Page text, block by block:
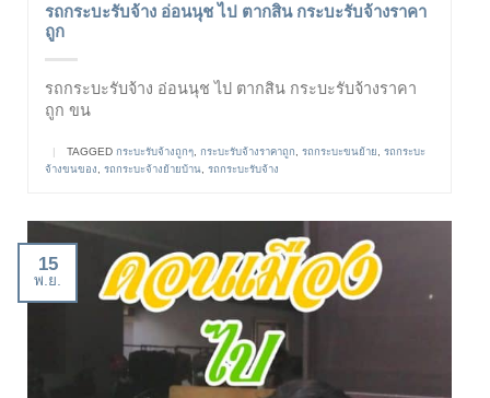
รถกระบะรับจ้าง อ่อนนุช ไป ตากสิน กระบะรับจ้างราคา
ถูก
รถกระบะรับจ้าง อ่อนนุช ไป ตากสิน กระบะรับจ้างราคา
ถูก ขน
| TAGGED กระบะรับจ้างถูกๆ กระบะรับจ้างราคาถูก รถกระบะขนย้าย
รถกระบะ
จ้างขนของ
รถกระบะจ้างย้ายบ้าน รถกระบะรับจ้าง
15
พ.ย.